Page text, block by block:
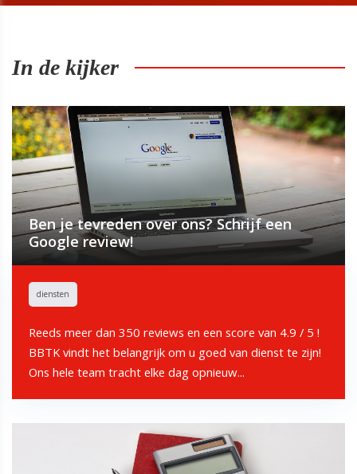
In de kijker
diensten
Ben je tevreden over ons? Schrijf een
Google review!
Reeds meer dan 350 reviews en een score van 4.9 / 5 !
BBTK vindt het belangrijk om u goed van dienst te zijn!
Ons hele team tracht elke dag opnieuw...